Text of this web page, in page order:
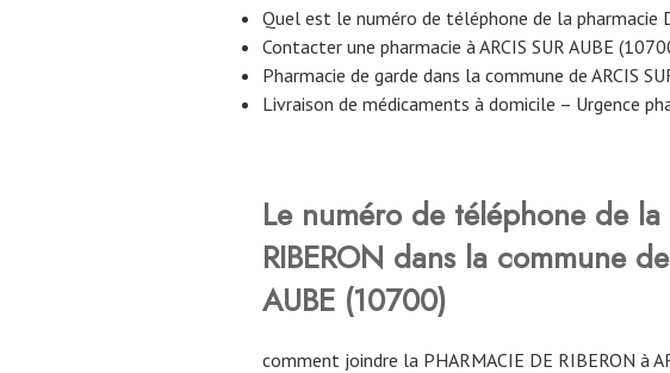
Quel est le numéro de téléphone de la pharmacie
Contacter une pharmacie à ARCIS SUR AUBE
Pharmacie de garde dans la commune de ARCIS
Livraison de médicaments à domicile – Urgence
Le numéro de téléphone de
RIBERON dans la commune
AUBE (10700)
comment joindre la PHARMACIE DE RIBERON à